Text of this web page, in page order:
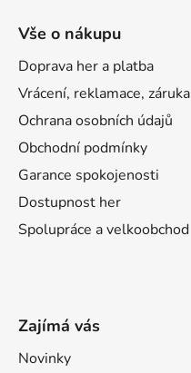
Vše o nákupu
Doprava her a platba
Vrácení, reklamace, záruka
Ochrana osobních údajů
Obchodní podmínky
Garance spokojenosti
Dostupnost her
Spolupráce a velkoobchod
Zajímá vás
Novinky